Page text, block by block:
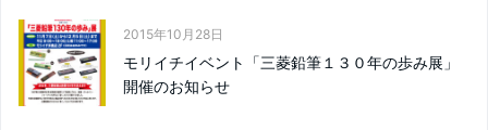
2015年10月28日
モリイチイベント「三菱鉛筆１３０年の歩み展」
開催のお知らせ